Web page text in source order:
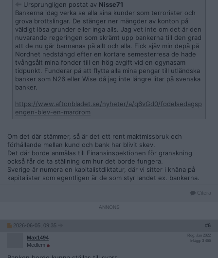
Ursprungligen postat av Nisse71
Bankerna idag verka se alla sina kunder som terrorister och
grova brottslingar. De stänger ner mängder av konton på
väldigt lösa grunder eller inga alls. Jag vet inte om det är den
nuvarande regeringen som skrämt upp bankerna till den grad
att de nu går bannanas på allt och alla. Fick sjäv min depå på
Nordnet nedstängd efter en kortare semesterresa de hade
tvångsålt mina fonder till en hög avgift vid en ogynasam
tidpunkt. Funderar på att flytta alla mina pengar till utländska
banker som N26 eller Wise då jag inte längre litar på svenska
banker.
https://www.aftonbladet.se/nyheter/a/q6vGd0/fodelsedagsp
engen-blev-en-mardrom
Om det där stämmer, så är det ett rent maktmissbruk och
förhållande mellan kund och bank har blivit skev.
Det där borde anmälas till Finansinspektionen för granskning
också får de ta ställning om hur det borde fungera.
Sverige är numera en kapitalistdiktatur, där vi sitter i knäna på
kapitalister som egentligen är de som styr landet ex. bankerna.
Citera
2026-06-05, 09:35 #6
Max1494
Medlem
Reg: Jan 2022
Inlägg: 3 466